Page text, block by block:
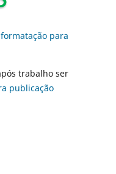
para
trabalho ser
publicação